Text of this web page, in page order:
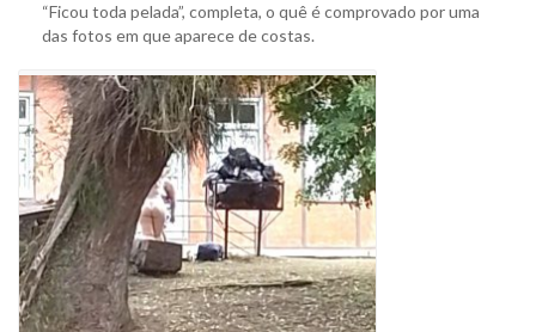
“Ficou toda pelada”, completa, o quê é comprovado por uma
das fotos em que aparece de costas.